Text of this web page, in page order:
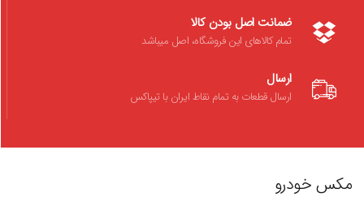
ضمانت اصل بودن کالا
تمام کالاهای این فروشگاه، اصل میباشد
ارسال
ارسال قطعات به تمام نقاط ایران با تیپاکس
مکس خودرو